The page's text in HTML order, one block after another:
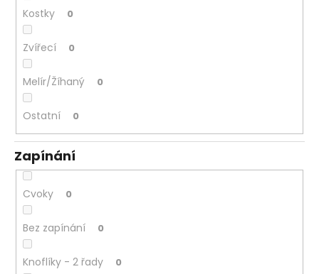
Kostky 0
Zvířecí 0
Melír/Žíhaný 0
Ostatní 0
Zapínání
Cvoky 0
Bez zapínání 0
Knoflíky - 2 řady 0